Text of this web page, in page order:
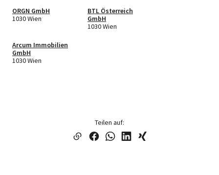
ORGN GmbH
1030 Wien
BTL Österreich
GmbH
1030 Wien
Arcum Immobilien
GmbH
1030 Wien
Teilen auf: